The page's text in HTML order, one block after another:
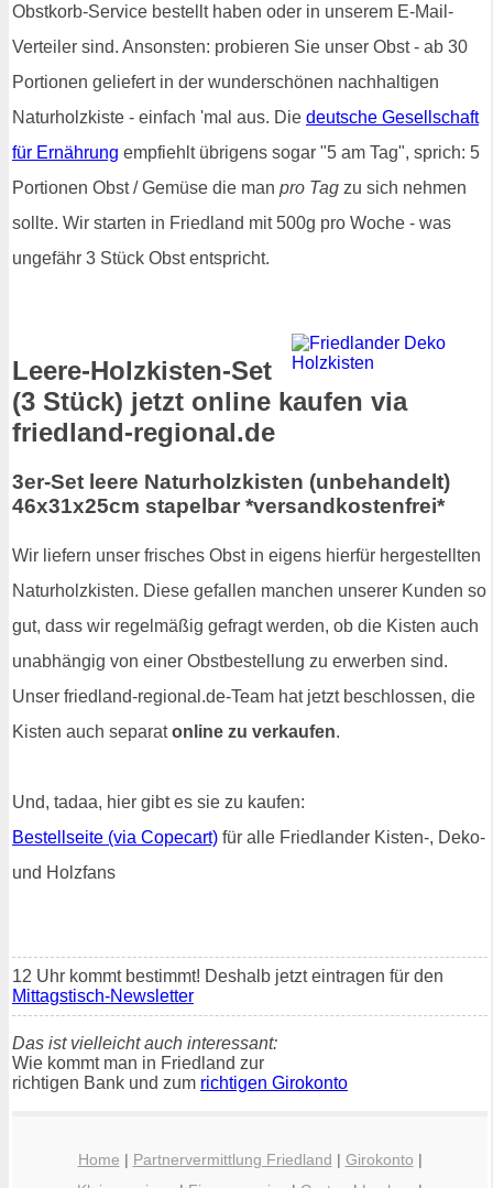
Obstkorb-Service bestellt haben oder in unserem E-Mail-
Verteiler sind. Ansonsten: probieren Sie unser Obst - ab 30
Portionen geliefert in der wunderschönen nachhaltigen
Naturholzkiste - einfach 'mal aus. Die deutsche Gesellschaft
für Ernährung empfiehlt übrigens sogar "5 am Tag", sprich: 5
Portionen Obst / Gemüse die man pro Tag zu sich nehmen
sollte. Wir starten in Friedland mit 500g pro Woche - was
ungefähr 3 Stück Obst entspricht.
Leere-Holzkisten-Set
(3 Stück) jetzt online kaufen via
friedland-regional.de
3er-Set leere Naturholzkisten (unbehandelt)
46x31x25cm stapelbar *versandkostenfrei*
Wir liefern unser frisches Obst in eigens hierfür hergestellten
Naturholzkisten. Diese gefallen manchen unserer Kunden so
gut, dass wir regelmäßig gefragt werden, ob die Kisten auch
unabhängig von einer Obstbestellung zu erwerben sind.
Unser friedland-regional.de-Team hat jetzt beschlossen, die
Kisten auch separatonline zu verkaufen.
Und, tadaa, hier gibt es sie zu kaufen:
Bestellseite (via Copecart) für alle Friedlander Kisten-, Deko-
und Holzfans
12 Uhr kommt bestimmt! Deshalb jetzt eintragen für den
Mittagstisch-Newsletter
Das ist vielleicht auch interessant:
Wie kommt man in Friedland zur
richtigen Bank und zum richtigen Girokonto
Home | Partnervermittlung Friedland | Girokonto |